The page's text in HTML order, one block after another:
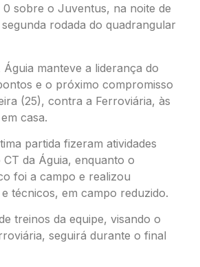
0 sobre o Juventus, na noite de
rodada do quadrangular
manteve a liderança do
e o próximo compromisso
(25), contra a Ferroviária, às
casa.
partida fizeram atividades
da Águia, enquanto o
foi a campo e realizou
técnicos, em campo reduzido.
treinos da equipe, visando o
seguirá durante o final